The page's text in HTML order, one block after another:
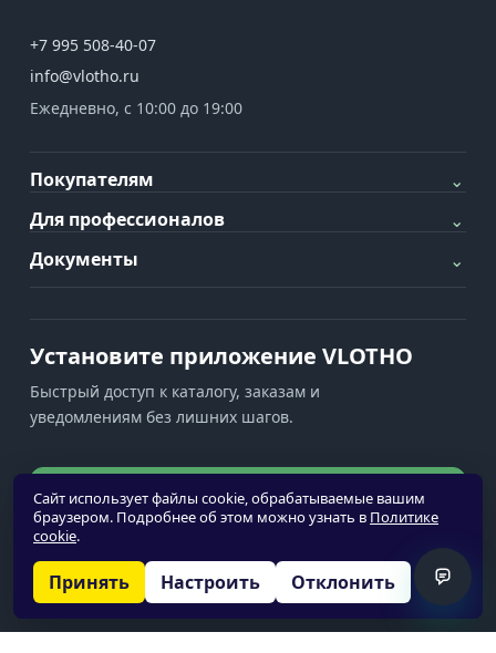
Сайт использует файлы cookie, обрабатываемые вашим
браузером. Подробнее об этом можно узнать в Политике
cookie.
Принять Настроить Отклонить
+7 995 508-40-07
info@vlotho.ru
Ежедневно, с 10:00 до 19:00
Покупателям
⌄
Для профессионалов
⌄
Документы
⌄
Установите приложение VLOTHO
Быстрый доступ к каталогу, заказам и
уведомлениям без лишних шагов.
Установить приложение